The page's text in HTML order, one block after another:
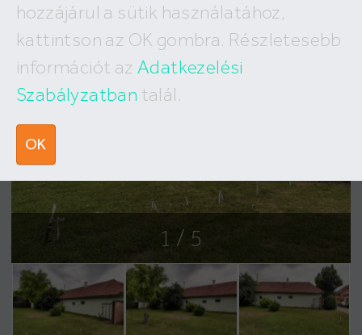
hozzájárul a sütik használatához,
kattintson az OK gombra. Részletesebb
információt az Adatkezelési
Szabályzatban talál.
OK
1 / 5